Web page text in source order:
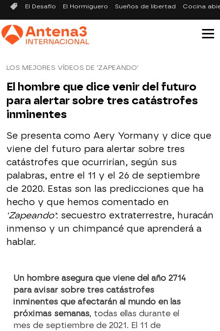
El Desafío El Hormiguero Sueños de libertad Cocina
LOS MEJORES VÍDEOS DE 'ZAPEANDO'
El hombre que dice venir del futuro
para alertar sobre tres catástrofes
inminentes
Se presenta como Aery Yormany y dice que
viene del futuro para alertar sobre tres
catástrofes que ocurrirían, según sus
palabras, entre el 11 y el 26 de septiembre
de 2020. Estas son las predicciones que ha
hecho y que hemos comentado en
'Zapeando': secuestro extraterrestre, huracán
inmenso y un chimpancé que aprenderá a
hablar.
Un hombre asegura que viene del año 2714
para avisar sobre tres catástrofes
inminentes que afectarán al mundo en las
próximas semanas, todas ellas durante el
mes de septiembre de 2021. El 11 de